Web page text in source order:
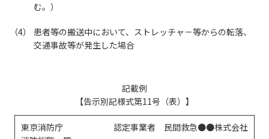
む。）
患者等の搬送中において、ストレッチャ－等からの転落、
交通事故等が発生した場合
記載例
【告示別記様式第11号（表）】
東京消防庁
認定事業者 民間救急●●株式会社